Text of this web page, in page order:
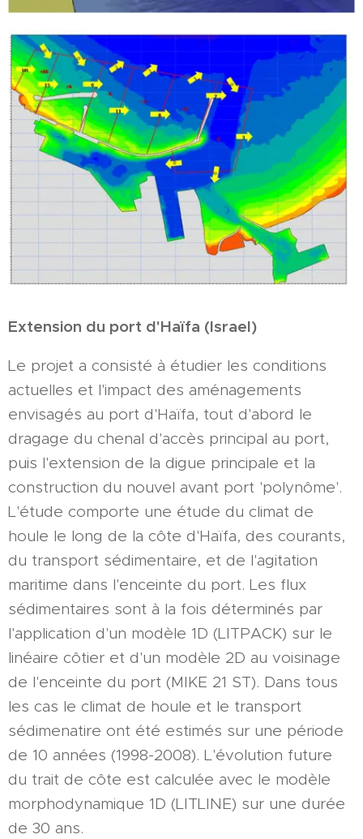
Extension du port d'Haïfa (Israel)
Le projet a consisté à étudier les conditions
actuelles et l'impact des aménagements
envisagés au port d'Haïfa, tout d'abord le
dragage du chenal d'accès principal au port,
puis l'extension de la digue principale et la
construction du nouvel avant port 'polynôme'.
L'étude comporte une étude du climat de
houle le long de la côte d'Haïfa, des courants,
du transport sédimentaire, et de l'agitation
maritime dans l'enceinte du port. Les flux
sédimentaires sont à la fois déterminés par
l'application d'un modèle 1D (LITPACK) sur le
linéaire côtier et d'un modèle 2D au voisinage
de l'enceinte du port (MIKE 21 ST). Dans tous
les cas le climat de houle et le transport
sédimenatire ont été estimés sur une période
de 10 années (1998-2008). L'évolution future
du trait de côte est calculée avec le modèle
morphodynamique 1D (LITLINE) sur une durée
de 30 ans.